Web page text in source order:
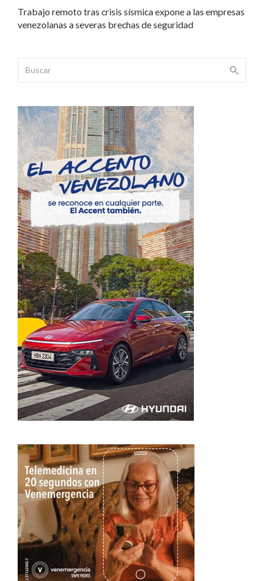
Trabajo remoto tras crisis sísmica expone a las empresas
venezolanas a severas brechas de seguridad